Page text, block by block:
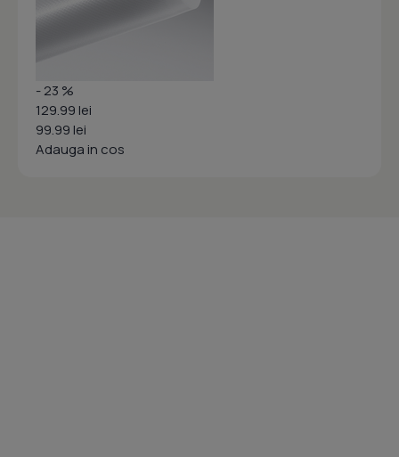
- 23 %
129.99 lei
99.99 lei
Adauga in cos